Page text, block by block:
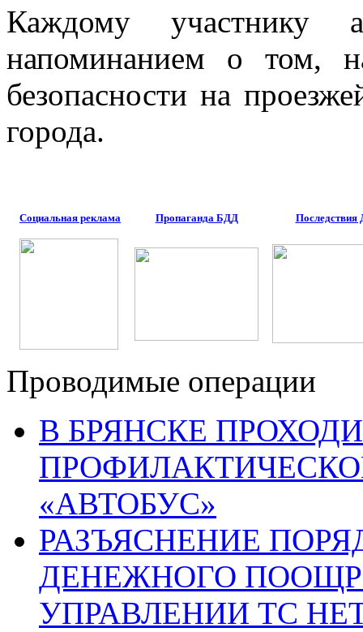
Каждому участнику
напоминанием о том,
безопасности на
города.
Социальная реклама Пропаганда БДД
Проводимые операции
В БРЯНСКЕ
«АВТОБУС»
РАЗЪЯСНЕНИЕ
ДЕНЕЖНОГО
УПРАВЛЕНИИ ТС